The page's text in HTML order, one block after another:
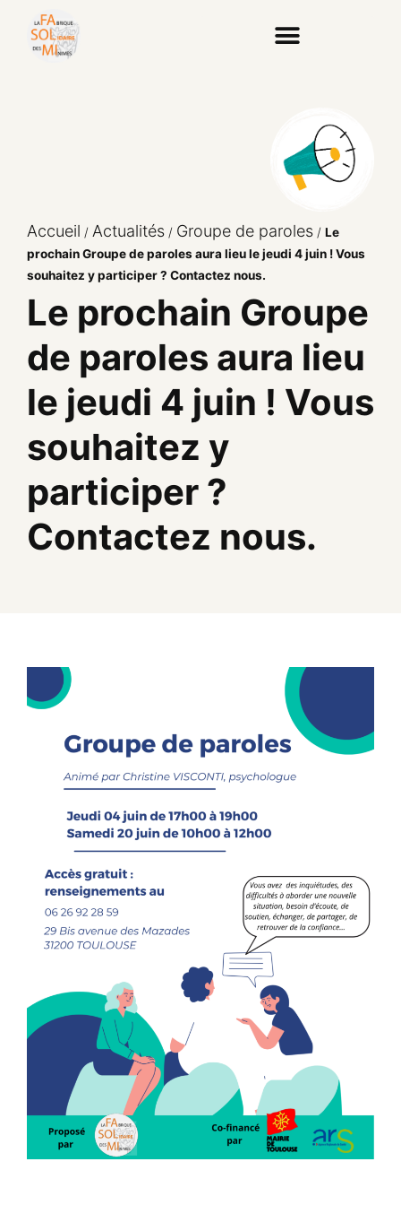
Accueil / Actualités / Groupe de paroles / Le
prochain Groupe de paroles aura lieu le jeudi 4 juin ! Vous
souhaitez y participer ? Contactez nous.
Le prochain Groupe
de paroles aura lieu
le jeudi 4 juin ! Vous
souhaitez y
participer ?
Contactez nous.